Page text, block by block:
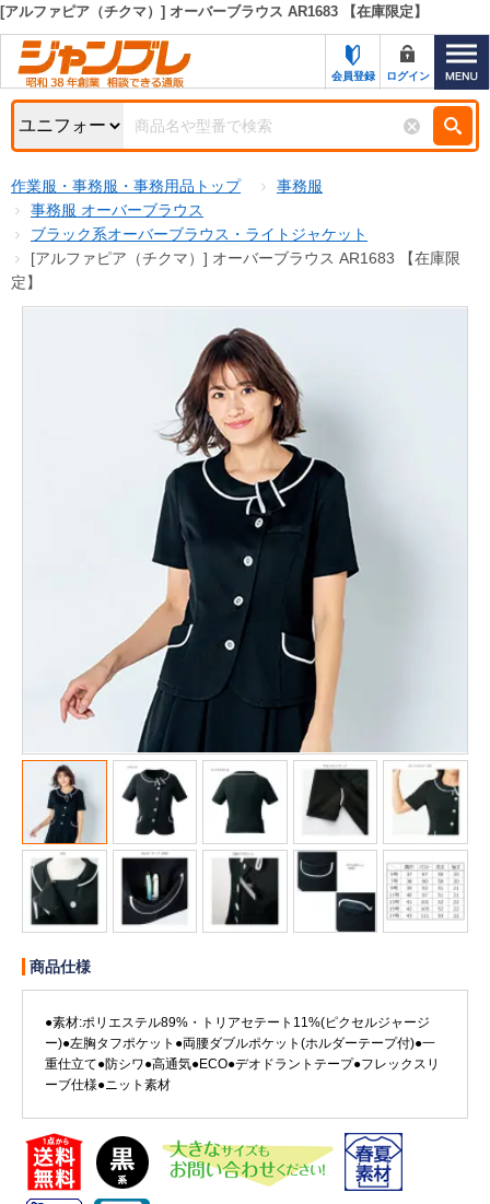
カテゴリー一覧
お知らせ
特集・キャンペーン一覧
初めての方へ
お問い合わせ
FAX注文用紙の印刷
ジャンブレの特長
新規登録キャンペーン
名入れ刺繍
メーカーカタログ一覧
カタログ請求（無料）
試着サンプル無料貸し出し
デジタルカタログ
クイックオーダー
（注文番号からご注文）
Myページ 見積書 お気に入り
キーワード検索
検索条件
商品カテゴリから選ぶ
販売価格(税抜き)で絞る
円から
円まで
[アルファピア（チクマ）] オーバーブラウス AR1683 【在庫限定】
会員登録 ログイン
作業服・事務服・事務用品トップ
事務服
事務服 オーバーブラウス
ブラック系オーバーブラウス・ライトジャケット
[アルファピア（チクマ）] オーバーブラウス AR1683 【在庫限
定】
商品仕様
●素材:ポリエステル89%・トリアセテート11%(ピクセルジャージ
ー)●左胸タフポケット●両腰ダブルポケット(ホルダーテープ付)●一
重仕立て●防シワ●高通気●ECO●デオドラントテープ●フレックスリ
ーブ仕様●ニット素材